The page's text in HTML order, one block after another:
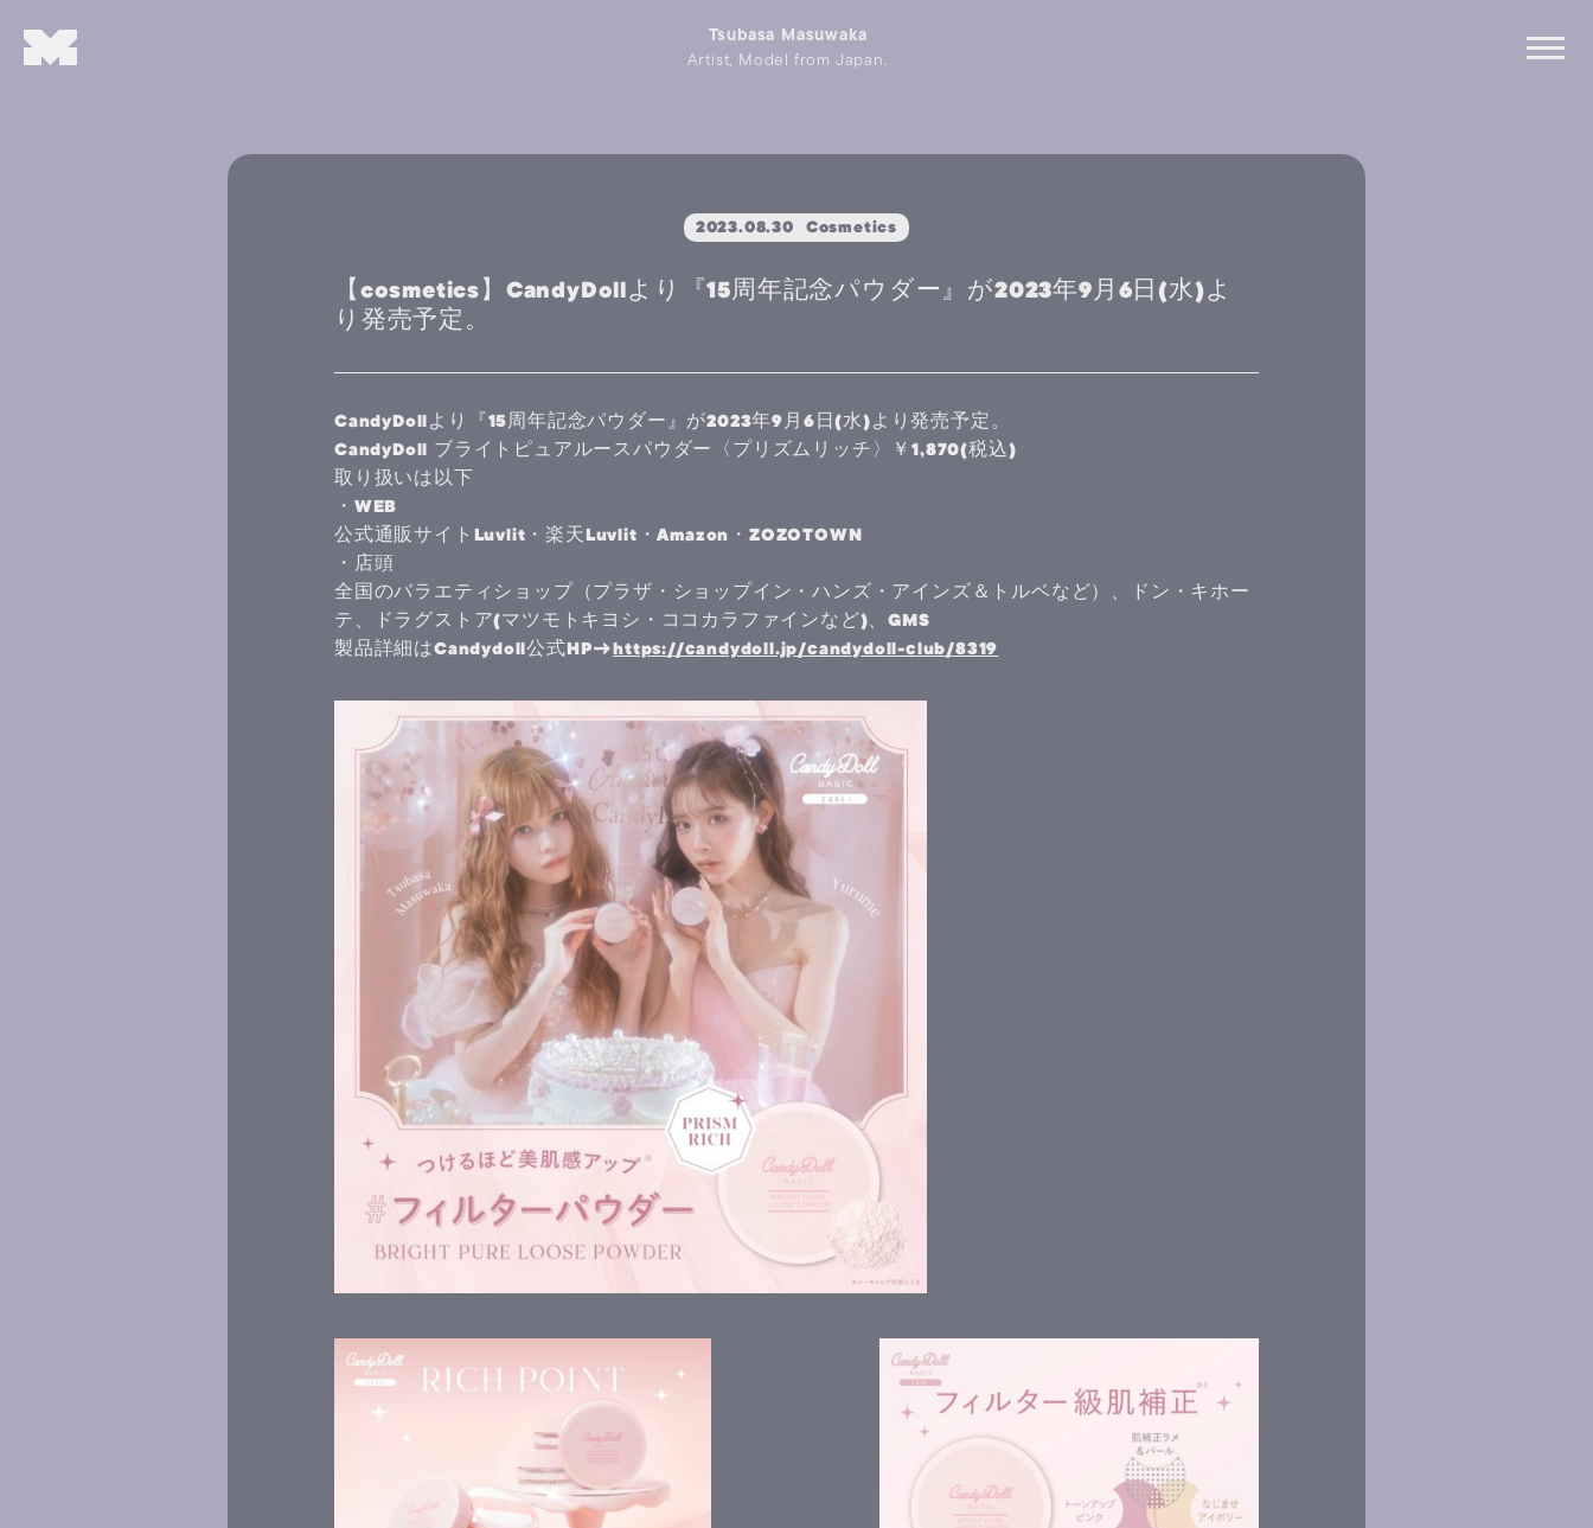
Tsubasa Masuwaka
Artist, Model from Japan.
2023.08.30 Cosmetics
【cosmetics】CandyDollより『15周年記念パウダー』が2023年9月6日(水)よ
り発売予定。
CandyDollより『15周年記念パウダー』が2023年9月6日(水)より発売予定。
CandyDoll ブライトピュアルースパウダー〈プリズムリッチ〉￥1,870(税込)
取り扱いは以下
・WEB
公式通販サイトLuvlit・楽天Luvlit・Amazon・ZOZOTOWN
・店頭
全国のバラエティショップ（プラザ・ショップイン・ハンズ・アインズ＆トルベなど）、ドン・キホー
テ、ドラグストア(マツモトキヨシ・ココカラファインなど)、GMS
製品詳細はCandydoll公式HP→https://candydoll.jp/candydoll-club/8319